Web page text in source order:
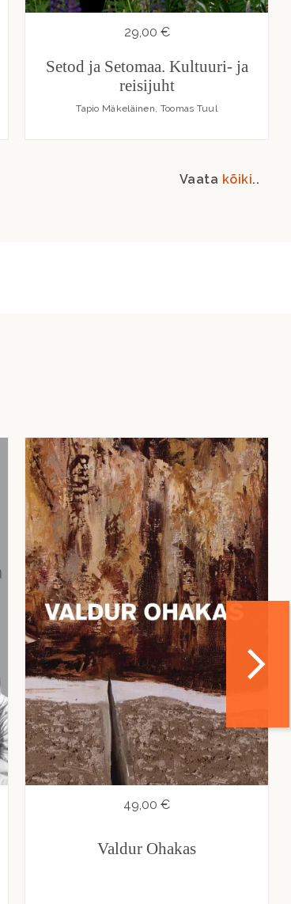
29,00 €
Setod ja Setomaa. Kultuuri- ja
reisijuht
Tapio Mäkeläinen, Toomas Tuul
Vaata kõiki..
49,00 €
Valdur Ohakas